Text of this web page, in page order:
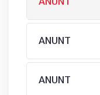
ANUNT
ANUNT